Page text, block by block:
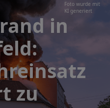
Foto wurde mit
KI generiert
in
zu